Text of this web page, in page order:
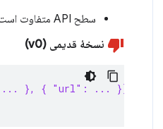
سطح API متفاوت است.
نسخهٔ قدیمی (v0)
... }, { "url": ... }]